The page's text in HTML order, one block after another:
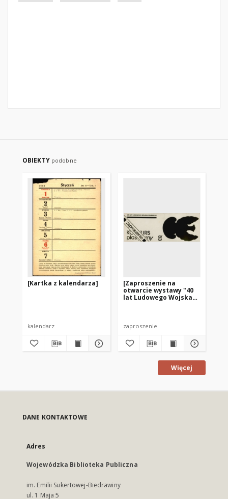
OBIEKTY podobne
[Kartka z kalendarza]
kalendarz
[Zaproszenie na
otwarcie wystawy "40
lat Ludowego Wojska
zaproszenie
Więcej
DANE KONTAKTOWE
Adres
Wojewódzka Biblioteka Publiczna
im. Emilii Sukertowej-Biedrawiny
ul. 1 Maja 5